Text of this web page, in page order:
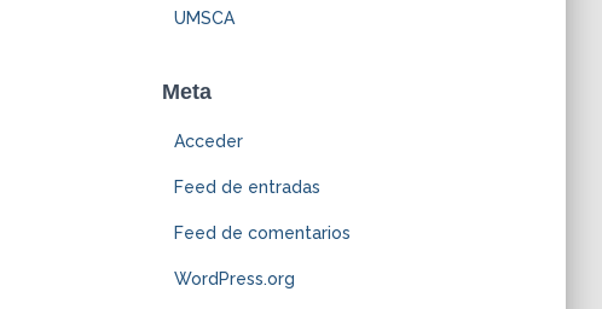
UMSCA
Meta
Acceder
Feed de entradas
Feed de comentarios
WordPress.org